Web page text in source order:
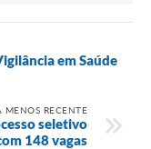
em Saúde
MENOS RECENTE
seletivo
148 vagas